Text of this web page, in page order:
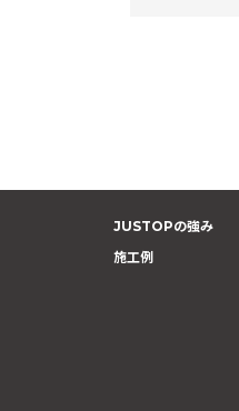
JUSTOPの強み
施工例